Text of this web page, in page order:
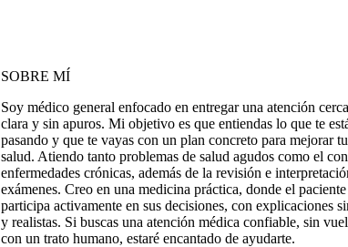
SOBRE MÍ
Soy médico general enfocado en entregar una atención
clara y sin apuros. Mi objetivo es que entiendas lo que te
pasando y que te vayas con un plan concreto para mejorar tu
salud. Atiendo tanto problemas de salud agudos como el
enfermedades crónicas, además de la revisión e
exámenes. Creo en una medicina práctica, donde el paciente
participa activamente en sus decisiones, con explicaciones
y realistas. Si buscas una atención médica confiable, sin
con un trato humano, estaré encantado de ayudarte.